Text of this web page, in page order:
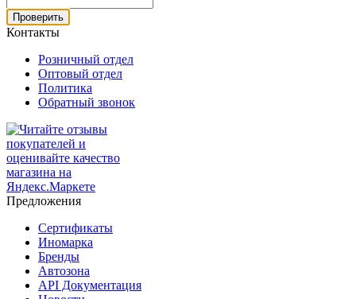
Проверить
Контакты
Розничный отдел
Оптовый отдел
Политика
Обратный звонок
Предложения
Сертификаты
Иномарка
Бренды
Автозона
API Документация